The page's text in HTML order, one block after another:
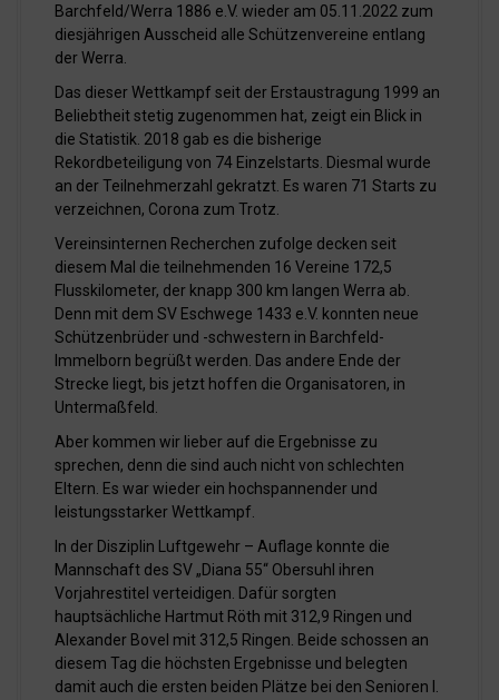
Barchfeld/Werra 1886 e.V. wieder am 05.11.2022 zum
diesjährigen Ausscheid alle Schützenvereine entlang
der Werra.
Das dieser Wettkampf seit der Erstaustragung 1999 an
Beliebtheit stetig zugenommen hat, zeigt ein Blick in
die Statistik. 2018 gab es die bisherige
Rekordbeteiligung von 74 Einzelstarts. Diesmal wurde
an der Teilnehmerzahl gekratzt. Es waren 71 Starts zu
verzeichnen, Corona zum Trotz.
Vereinsinternen Recherchen zufolge decken seit
diesem Mal die teilnehmenden 16 Vereine 172,5
Flusskilometer, der knapp 300 km langen Werra ab.
Denn mit dem SV Eschwege 1433 e.V. konnten neue
Schützenbrüder und -schwestern in Barchfeld-
Immelborn begrüßt werden. Das andere Ende der
Strecke liegt, bis jetzt hoffen die Organisatoren, in
Untermaßfeld.
Aber kommen wir lieber auf die Ergebnisse zu
sprechen, denn die sind auch nicht von schlechten
Eltern. Es war wieder ein hochspannender und
leistungsstarker Wettkampf.
In der Disziplin Luftgewehr – Auflage konnte die
Mannschaft des SV „Diana 55“ Obersuhl ihren
Vorjahrestitel verteidigen. Dafür sorgten
hauptsächliche Hartmut Röth mit 312,9 Ringen und
Alexander Bovel mit 312,5 Ringen. Beide schossen an
diesem Tag die höchsten Ergebnisse und belegten
damit auch die ersten beiden Plätze bei den Senioren I.